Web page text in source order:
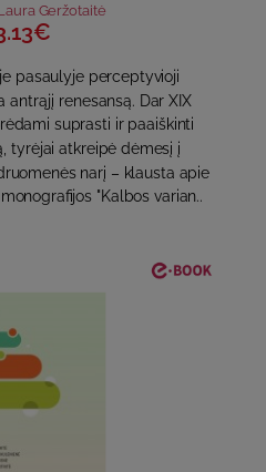
Geržotaitė
pasaulyje perceptyvioji
renesansą. Dar XIX
suprasti ir paaiškinti
tyrėjai atkreipė dėmesį į
narį – klausta apie
"Kalbos varian..